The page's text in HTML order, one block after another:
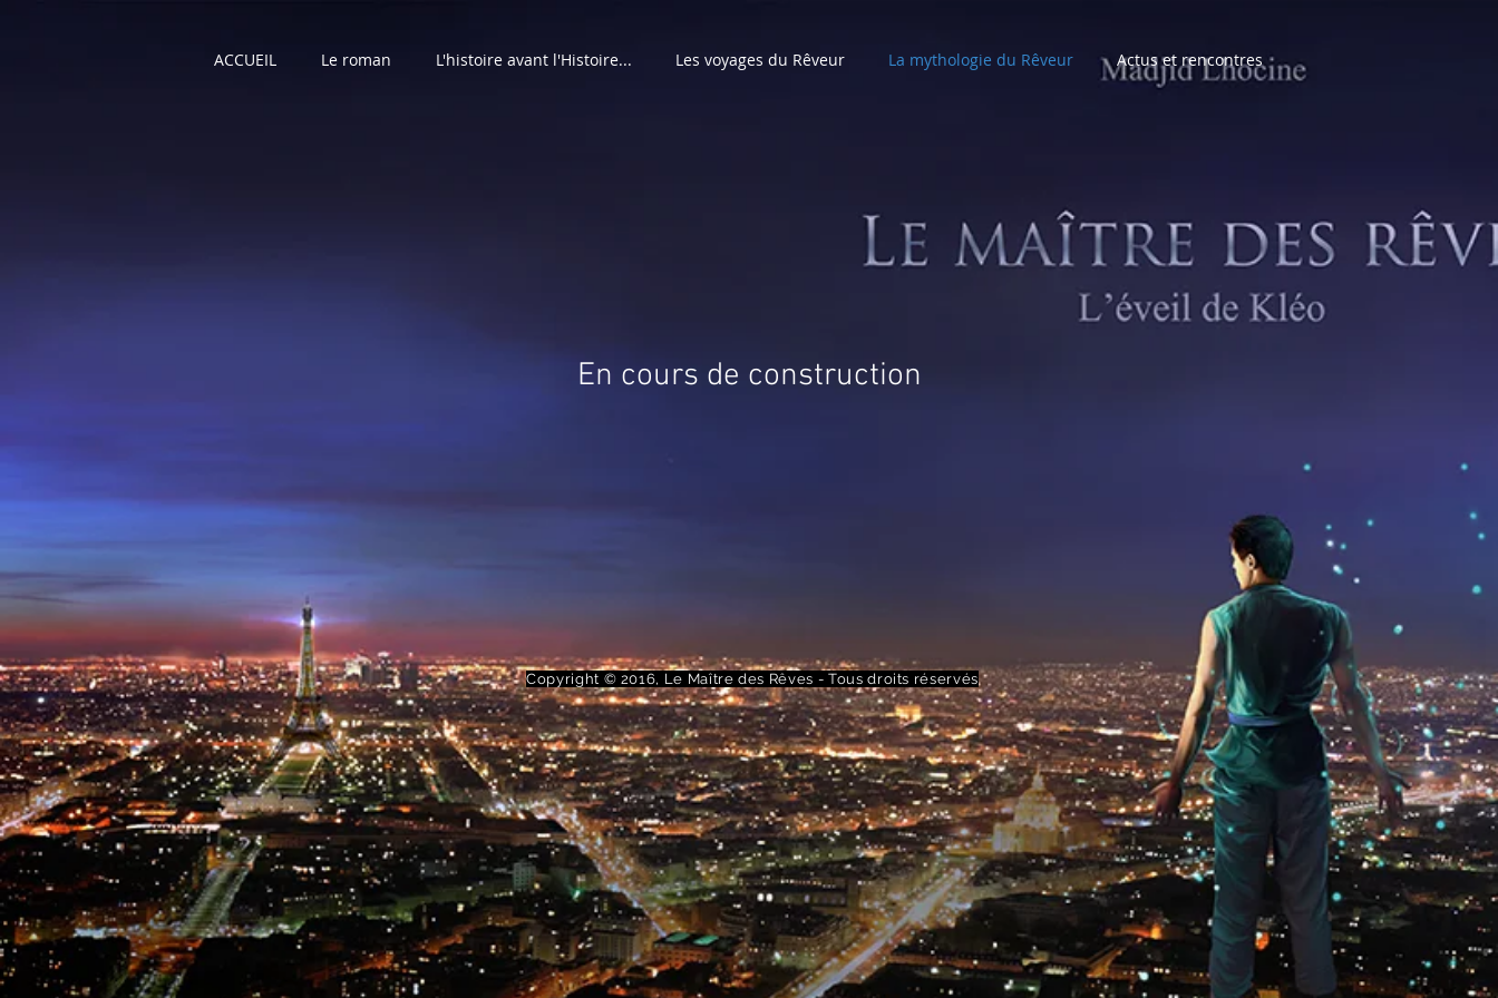
ACCUEIL Le roman L'histoire avant l'Histoire... Les voyages du Rêveur La mythologie du Rêveur Actus et rencontres
En cours de construction
Copyright © 2016, Le Maître des Rêves - Tous droits réservés